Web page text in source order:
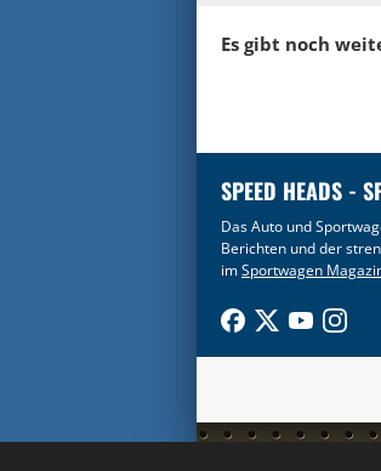
Es gibt noch
SPEED HEADS -
Das Auto und
Berichten und der
imSportwagen